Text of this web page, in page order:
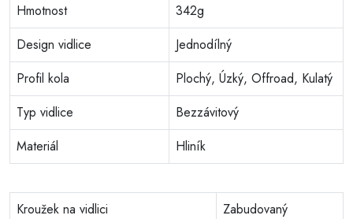
Hmotnost
342g
Design vidlice
Jednodílný
Profil kola
Plochý, Úzký, Offroad, Kulatý
Typ vidlice
Bezzávitový
Materiál
Hliník
Kroužek na vidlici
Zabudovaný